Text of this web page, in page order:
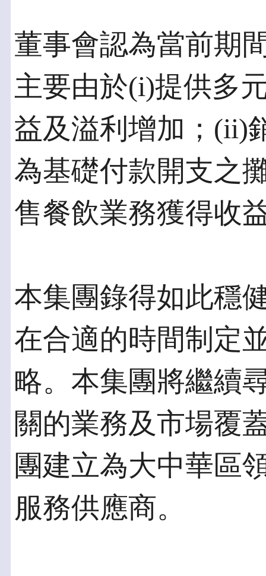
董事會認為當前期
主要由於(i)提供多
益及溢利增加；(ii)
為基礎付款開支之
售餐飲業務獲得收
本集團錄得如此穩
在合適的時間制定
略。本集團將繼續
關的業務及市場覆
團建立為大中華區
服務供應商。